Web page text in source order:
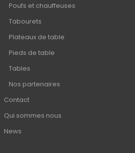
Poufs et chauffeuses
Tabourets
Plateaux de table
Pieds de table
Tables
Nos partenaires
Contact
Qui sommes nous
News